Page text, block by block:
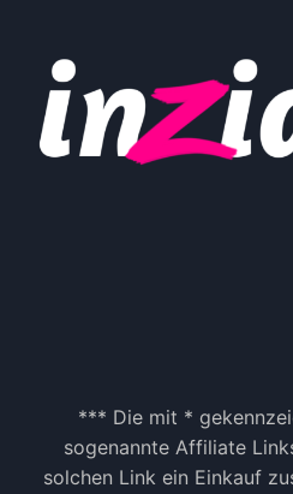
*** Die mit *
sogenannte Affiliate
solchen Link ein Einkauf